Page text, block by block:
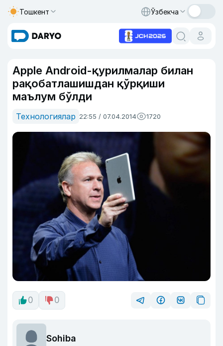
Тошкент Ўзбекча
Apple Android-қурилмалар билан
рақобатлашишдан қўрқиши
маълум бўлди
Технологиялар 22:55 / 07.04.2014 1720
0 0
Sohiba